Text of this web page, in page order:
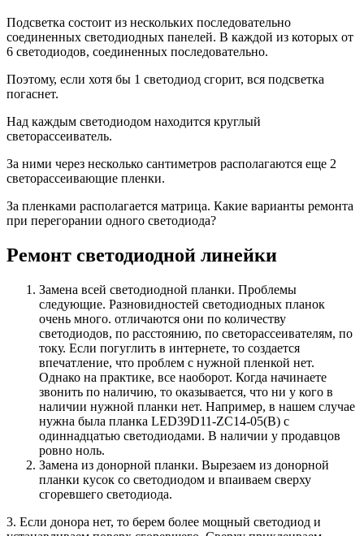
Подсветка состоит из нескольких последовательно
соединенных светодиодных панелей. В каждой из которых от
6 светодиодов, соединенных последовательно.
Поэтому, если хотя бы 1 светодиод сгорит, вся подсветка
погаснет.
Над каждым светодиодом находится круглый
светорассеиватель.
За ними через несколько сантиметров располагаются еще 2
светорассеивающие пленки.
За пленками располагается матрица. Какие варианты ремонта
при перегорании одного светодиода?
Ремонт светодиодной линейки
Замена всей светодиодной планки. Проблемы
следующие. Разновидностей светодиодных планок
очень много. отличаются они по количеству
светодиодов, по расстоянию, по светорассеивателям, по
току. Если погуглить в интернете, то создается
впечатление, что проблем с нужной пленкой нет.
Однако на практике, все наоборот. Когда начинаете
звонить по наличию, то оказывается, что ни у кого в
наличии нужной планки нет. Например, в нашем случае
нужна была планка LED39D11-ZC14-05(B) c
одиннадцатью светодиодами. В наличии у продавцов
ровно ноль.
Замена из донорной планки. Вырезаем из донорной
планки кусок со светодиодом и впаиваем сверху
сгоревшего светодиода.
3. Если донора нет, то берем более мощный светодиод и